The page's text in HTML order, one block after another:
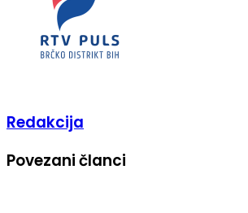
Redakcija
Povezani članci